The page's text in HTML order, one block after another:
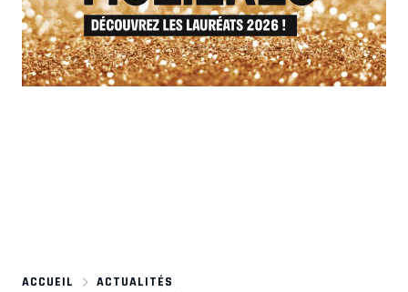
ACCUEIL
ACTUALITÉS